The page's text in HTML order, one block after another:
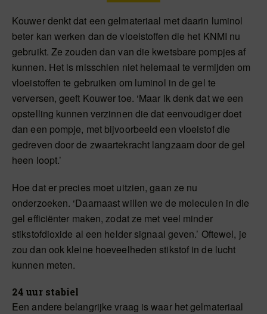
Kouwer denkt dat een gelmateriaal met daarin luminol
beter kan werken dan de vloeistoffen die het KNMI nu
gebruikt. Ze zouden dan van die kwetsbare pompjes af
kunnen. Het is misschien niet helemaal te vermijden om
vloeistoffen te gebruiken om luminol in de gel te
verversen, geeft Kouwer toe. ‘Maar ik denk dat we een
opstelling kunnen verzinnen die dat eenvoudiger doet
dan een pompje, met bijvoorbeeld een vloeistof die
gedreven door de zwaartekracht langzaam door de gel
heen loopt.’
Hoe dat er precies moet uitzien, gaan ze nu
onderzoeken. ‘Daarnaast willen we de moleculen in die
gel efficiënter maken, zodat ze met veel minder
stikstofdioxide al een helder signaal geven.’ Oftewel, je
zou dan ook kleine hoeveelheden stikstof in de lucht
kunnen meten.
24 uur stabiel
Een andere belangrijke vraag is waar het gelmateriaal